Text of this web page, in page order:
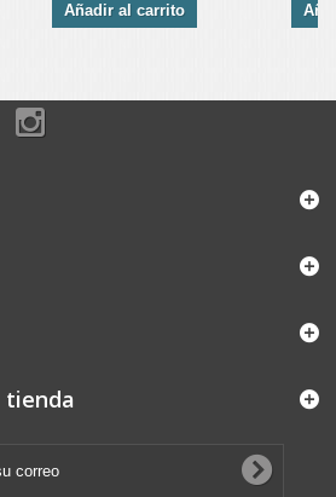
Añadir al carrito
tienda